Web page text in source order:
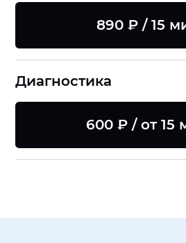
890 ₽ / 15
Диагностика
600 ₽ / от 15